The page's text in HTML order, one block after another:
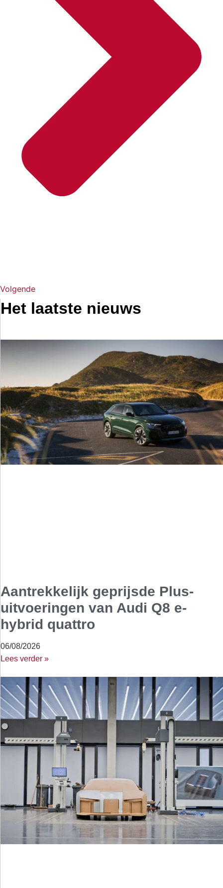
Volgende
Het laatste nieuws
Aantrekkelijk geprijsde Plus-
uitvoeringen van Audi Q8 e-
hybrid quattro
06/08/2026
Lees verder »